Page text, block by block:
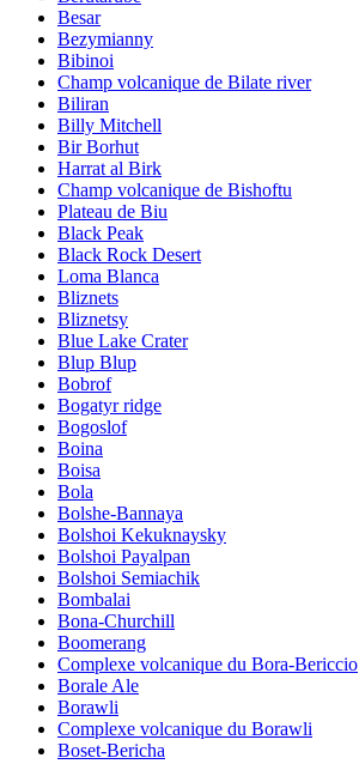
Besar
Bezymianny
Bibinoi
Champ volcanique de Bilate river
Biliran
Billy Mitchell
Bir Borhut
Harrat al Birk
Champ volcanique de Bishoftu
Plateau de Biu
Black Peak
Black Rock Desert
Loma Blanca
Bliznets
Bliznetsy
Blue Lake Crater
Blup Blup
Bobrof
Bogatyr ridge
Bogoslof
Boina
Boisa
Bola
Bolshe-Bannaya
Bolshoi Kekuknaysky
Bolshoi Payalpan
Bolshoi Semiachik
Bombalai
Bona-Churchill
Boomerang
Complexe volcanique du Bora-Bericcio
Borale Ale
Borawli
Complexe volcanique du Borawli
Boset-Bericha